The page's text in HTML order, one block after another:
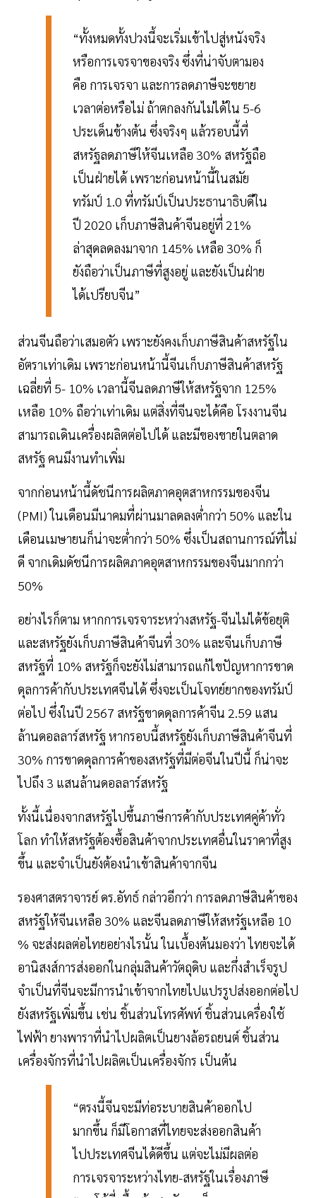
“ทั้งหมดทั้งปวงนี้จะเริ่มเข้าไปสู่หนังจริง
หรือการเจรจาของจริง ซึ่งที่น่าจับตามอง
คือ การเจรจา และการลดภาษีจะขยาย
เวลาต่อหรือไม่ ถ้าตกลงกันไม่ได้ใน 5-6
ประเด็นข้างต้น ซึ่งจริงๆ แล้วรอบนี้ที่
สหรัฐลดภาษีให้จีนเหลือ 30% สหรัฐถือ
เป็นฝ่ายได้ เพราะก่อนหน้านี้ในสมัย
ทรัมป์ 1.0 ที่ทรัมป์เป็นประธานาธิบดีใน
ปี 2020 เก็บภาษีสินค้าจีนอยู่ที่ 21%
ล่าสุดลดลงมาจาก 145% เหลือ 30% ก็
ยังถือว่าเป็นภาษีที่สูงอยู่ และยังเป็นฝ่าย
ได้เปรียบจีน”
ส่วนจีนถือว่าเสมอตัว เพราะยังคงเก็บภาษีสินค้าสหรัฐใน
อัตราเท่าเดิม เพราะก่อนหน้านี้จีนเก็บภาษีสินค้าสหรัฐ
เฉลี่ยที่ 5- 10% เวลานี้จีนลดภาษีให้สหรัฐจาก 125%
เหลือ 10% ถือว่าเท่าเดิม แต่สิ่งที่จีนจะได้คือ โรงงานจีน
สามารถเดินเครื่องผลิตต่อไปได้ และมีของขายในตลาด
สหรัฐ คนมีงานทำเพิ่ม
จากก่อนหน้านี้ดัชนีการผลิตภาคอุตสาหกรรมของจีน
(PMI) ในเดือนมีนาคมที่ผ่านมาลดลงต่ำกว่า 50% และใน
เดือนเมษายนก็น่าจะต่ำกว่า 50% ซึ่งเป็นสถานการณ์ที่ไม่
ดี จากเดิมดัชนีการผลิตภาคอุตสาหกรรมของจีนมากกว่า
50%
อย่างไรก็ตาม หากการเจรจาระหว่างสหรัฐ-จีนไม่ได้ข้อยุติ
และสหรัฐยังเก็บภาษีสินค้าจีนที่ 30% และจีนเก็บภาษี
สหรัฐที่ 10% สหรัฐก็จะยังไม่สามารถแก้ไขปัญหาการขาด
ดุลการค้ากับประเทศจีนได้ ซึ่งจะเป็นโจทย์ยากของทรัมป์
ต่อไป ซึ่งในปี 2567 สหรัฐขาดดุลการค้าจีน 2.59 แสน
ล้านดอลลาร์สหรัฐ หากรอบนี้สหรัฐยังเก็บภาษีสินค้าจีนที่
30% การขาดดุลการค้าของสหรัฐที่มีต่อจีนในปีนี้ ก็น่าจะ
ไปถึง 3 แสนล้านดอลลาร์สหรัฐ
ทั้งนี้เนื่องจากสหรัฐไปขึ้นภาษีการค้ากับประเทศคู่ค้าทั่ว
โลก ทำให้สหรัฐต้องซื้อสินค้าจากประเทศอื่นในราคาที่สูง
ขึ้น และจำเป็นยังต้องนำเข้าสินค้าจากจีน
รองศาสตราจารย์ ดร.อัทธ์ กล่าวอีกว่า การลดภาษีสินค้าของ
สหรัฐให้จีนเหลือ 30% และจีนลดภาษีให้สหรัฐเหลือ 10
% จะส่งผลต่อไทยอย่างไรนั้น ในเบื้องต้นมองว่า ไทยจะได้
อานิสงส์การส่งออกในกลุ่มสินค้าวัตถุดิบ และกึ่งสำเร็จรูป
จำเป็นที่จีนจะมีการนำเข้าจากไทยไปแปรรูปส่งออกต่อไป
ยังสหรัฐเพิ่มขึ้น เช่น ชิ้นส่วนโทรศัพท์ ชิ้นส่วนเครื่องใช้
ไฟฟ้า ยางพาราที่นำไปผลิตเป็นยางล้อรถยนต์ ชิ้นส่วน
เครื่องจักรที่นำไปผลิตเป็นเครื่องจักร เป็นต้น
“ตรงนี้จีนจะมีท่อระบายสินค้าออกไป
มากขึ้น ก็มีโอกาสที่ไทยจะส่งออกสินค้า
ไปประเทศจีนได้ดีขึ้น แต่จะไม่มีผลต่อ
การเจรจาระหว่างไทย-สหรัฐในเรื่องภาษี